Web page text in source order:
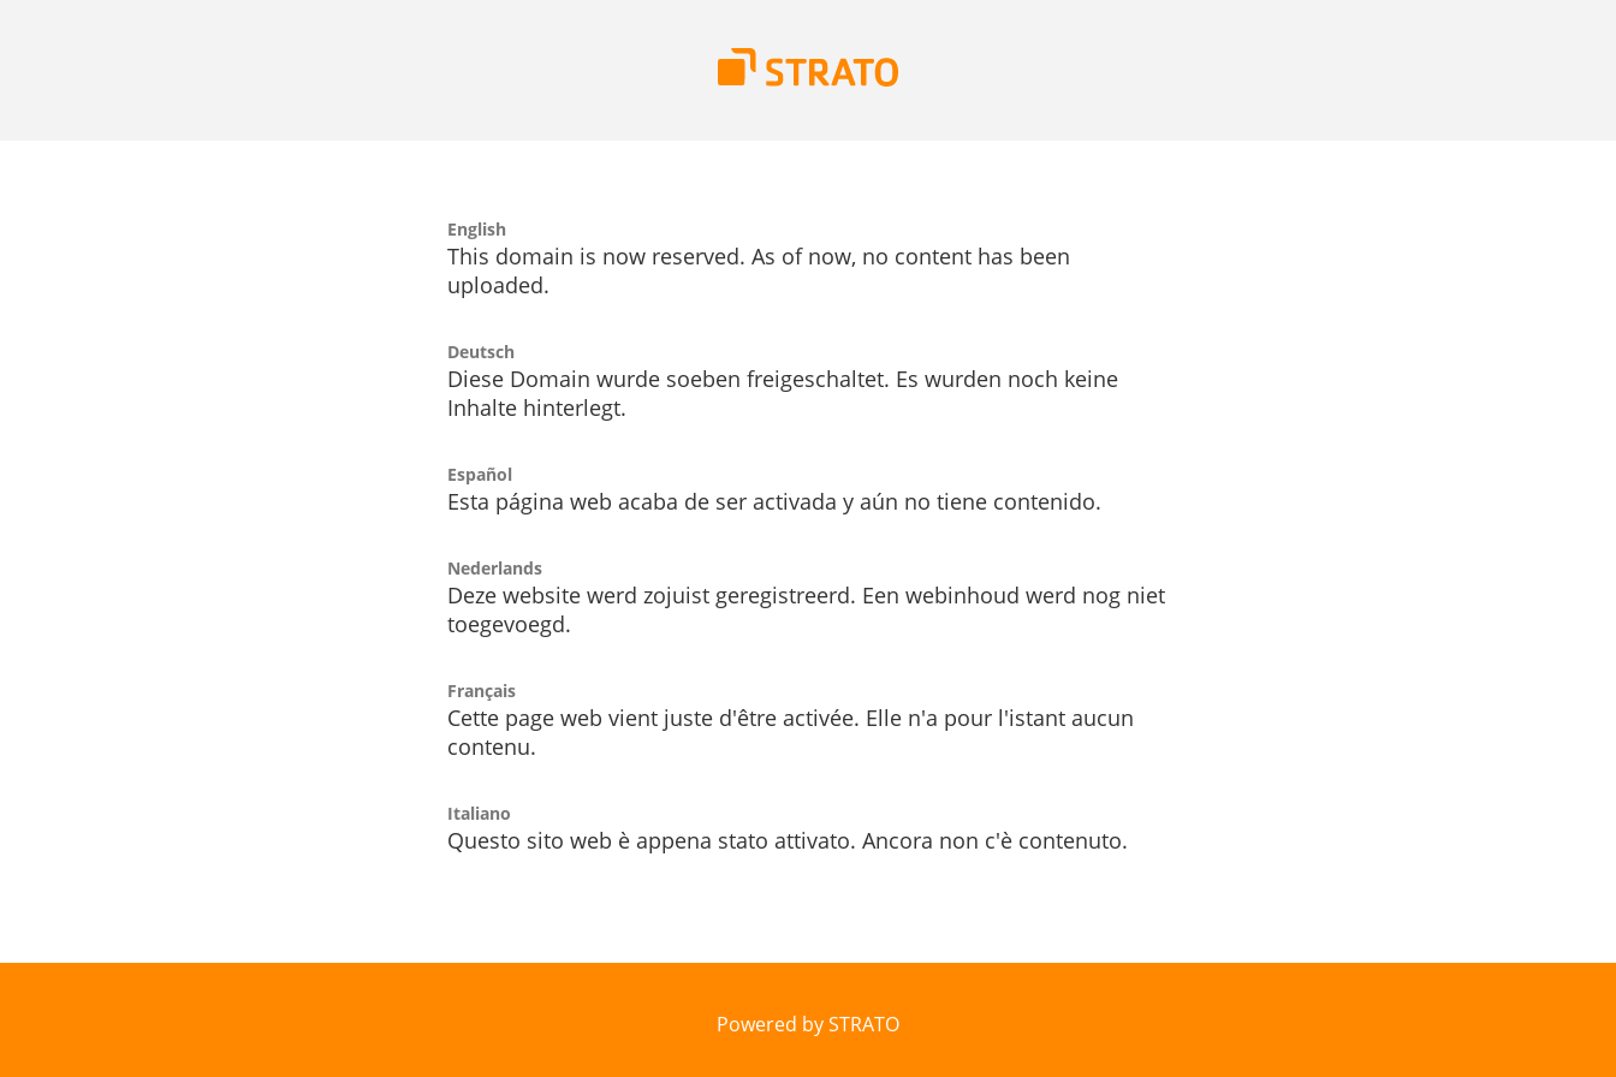
English
This domain is now reserved. As of now, no content has been
uploaded.
Deutsch
Diese Domain wurde soeben freigeschaltet. Es wurden noch keine
Inhalte hinterlegt.
Español
Esta página web acaba de ser activada y aún no tiene contenido.
Nederlands
Deze website werd zojuist geregistreerd. Een webinhoud werd nog niet
toegevoegd.
Français
Cette page web vient juste d'être activée. Elle n'a pour l'istant aucun
contenu.
Italiano
Questo sito web è appena stato attivato. Ancora non c'è contenuto.
Powered by STRATO